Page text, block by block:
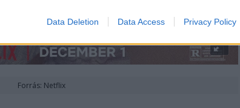
Data Deletion Data Access Privacy Policy
Forrás: Netflix